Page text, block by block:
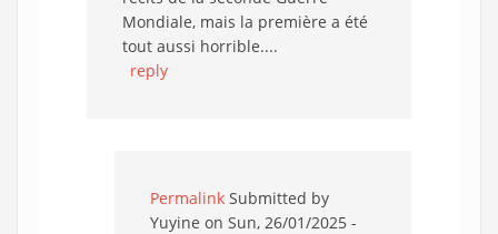
Mondiale, mais la première a été
tout aussi horrible....
reply
Permalink Submitted by
Yuyine on Sun, 26/01/2025 -